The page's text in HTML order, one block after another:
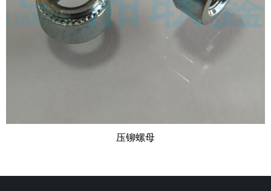
压铆螺母